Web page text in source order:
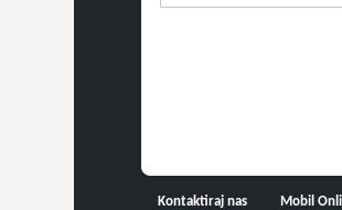
Kontaktiraj nas Mobil